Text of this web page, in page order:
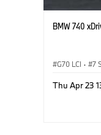
BMW 740
G70 LCI · 7
Thu Apr 23